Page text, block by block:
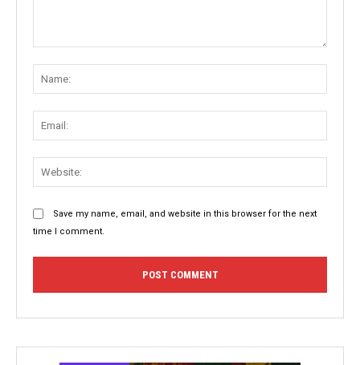
Save my name, email, and website in this browser for the next
time I comment.